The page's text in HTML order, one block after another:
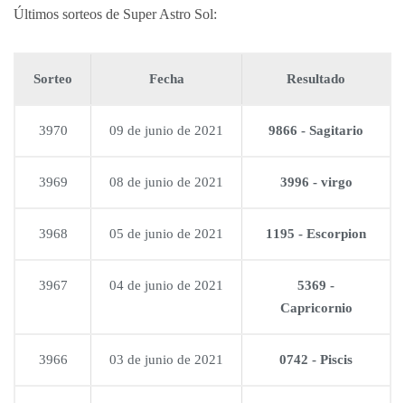
Últimos sorteos de Super Astro Sol:
Sorteo Fecha Resultado
3970 09 de junio de 2021 9866 - Sagitario
3969 08 de junio de 2021 3996 - virgo
3968 05 de junio de 2021 1195 - Escorpion
3967 04 de junio de 2021
5369 -
Capricornio
3966 03 de junio de 2021 0742 - Piscis